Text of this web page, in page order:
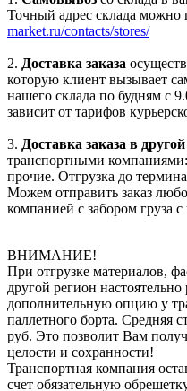
Точный адрес склада можно
market.ru/contacts/stores/
2. Доставка заказа
которую клиент вызывает
нашего склада по будням с
зависит от тарифов
3. Доставка заказа в
транспортными
прочие. Отгрузка до
Можем отправить заказ
компанией с забором груза
ВНИМАНИЕ!
При отгрузке материалов,
другой регион
дополнительную опцию у
паллетного борта. Средняя
руб. Это позволит Вам
целости и сохранности!
Транспортная компания
счет обязательную